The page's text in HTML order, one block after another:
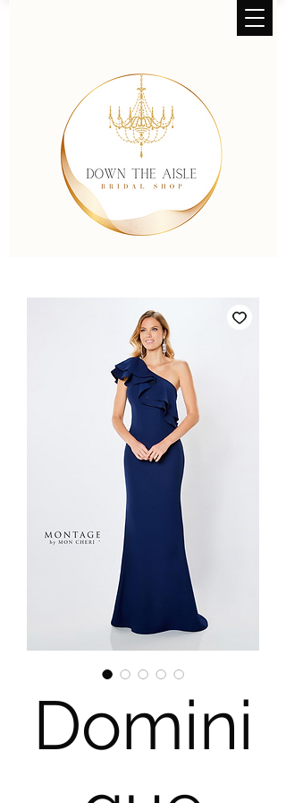
Domini